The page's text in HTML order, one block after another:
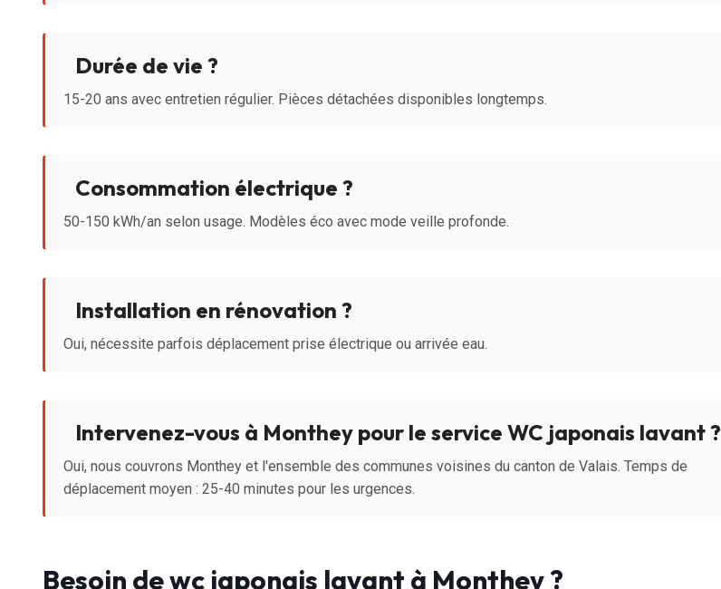
Durée de vie ?
15-20 ans avec entretien régulier. Pièces détachées disponibles longtemps.
Consommation électrique ?
50-150 kWh/an selon usage. Modèles éco avec mode veille profonde.
Installation en rénovation ?
Oui, nécessite parfois déplacement prise électrique ou arrivée eau.
Intervenez-vous à Monthey pour le service WC japonais lavant ?
Oui, nous couvrons Monthey et l'ensemble des communes voisines du canton de Valais. Temps de
déplacement moyen : 25-40 minutes pour les urgences.
Besoin de wc japonais lavant à Monthey ?